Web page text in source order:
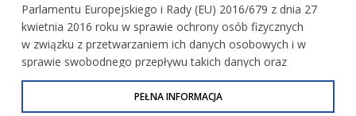
Akcja "Serce za serce"
80-lecie Muzeum Okręgowego
w Tarnowie
Parlamentu Europejskiego i Rady (EU) 2016/679 z dnia 27
kwietnia 2016 roku w sprawie ochrony osób fizycznych
w związku z przetwarzaniem ich danych osobowych i w
sprawie swobodnego przepływu takich danych oraz
uchylenia dyrektywy 95/46/WE (określane jako RODO, GDPR
lub Ogólne Rozporządzenie o Ochronie Danych
PEŁNA INFORMACJA